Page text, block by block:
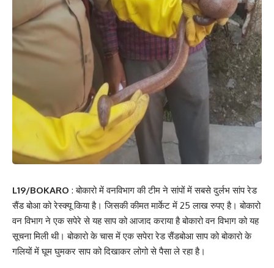
L19/BOKARO : बोकारो में वनविभाग की टीम ने सांपों में सबसे दुर्लभ सांप रेड
सैंड बोआ को रेस्क्यू किया है। जिसकी कीमत मार्केट में 25 लाख रुपए है। बोकारो
वन विभाग ने एक सपेरे से यह साप को आजाद कराया है बोकारो वन विभाग को यह
सूचना मिली थी। बोकारो के चास में एक सपेरा रेड सैंडबोआ साप को बोकारो के
गलियों में घूम घुमकर साप को दिखाकर लोगो से पैसा ले रहा है।